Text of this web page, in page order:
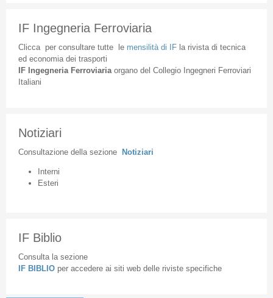
IF Ingegneria Ferroviaria
Cliccaper consultare tuttele mensilità di IFla rivista di tecnica
ed economia dei trasporti
IF Ingegneria Ferroviaria organodel Collegio Ingegneri Ferroviari
Italiani
Notiziari
Consultazione della sezione Notiziari
Interni
Esteri
IF Biblio
Consulta la sezione
IF BIBLIO per accedere ai siti web delle riviste specifiche